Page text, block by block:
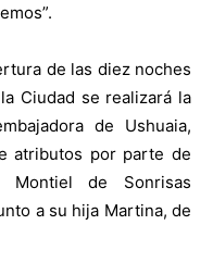
de las diez noches
Ciudad se realizará la
de Ushuaia,
atributos por parte de
Montiel de Sonrisas
a su hija Martina, de